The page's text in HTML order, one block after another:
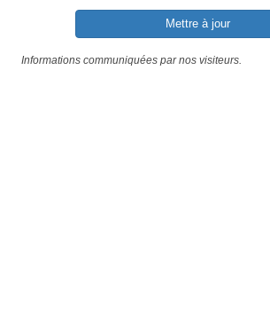
Mettre à jour
Informations communiquées par nos visiteurs.